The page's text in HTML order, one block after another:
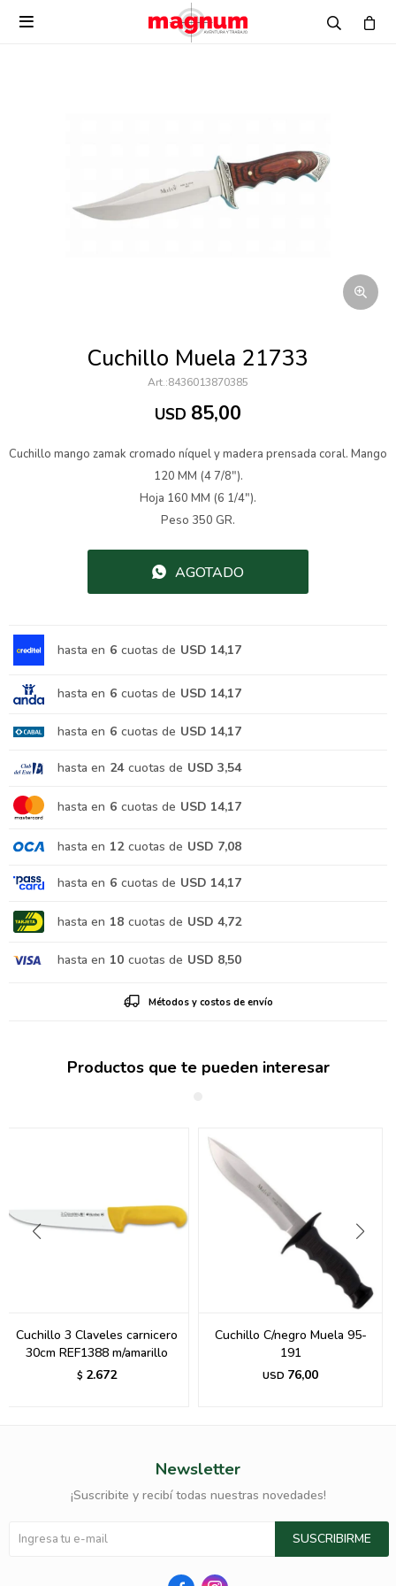

Cuchillo Muela 21733
8436013870385
USD 85,00
Cuchillo mango zamak cromado níquel y madera prensada coral. Mango
120 MM (4 7/8").
Hoja 160 MM (6 1/4").
Peso 350 GR.
AGOTADO
hasta en 6 cuotas de USD 14,17
hasta en 6 cuotas de USD 14,17
hasta en 6 cuotas de USD 14,17
hasta en 24 cuotas de USD 3,54
hasta en 6 cuotas de USD 14,17
hasta en 12 cuotas de USD 7,08
hasta en 6 cuotas de USD 14,17
hasta en 18 cuotas de USD 4,72
hasta en 10 cuotas de USD 8,50
Métodos y costos de envío
Productos que te pueden interesar
Cuchillo 3 Claveles carnicero
30cm REF1388 m/amarillo
$ 2.672
Cuchillo C/negro Muela 95-
191
USD 76,00
Newsletter
¡Suscribite y recibí todas nuestras novedades!
SUSCRIBIRME